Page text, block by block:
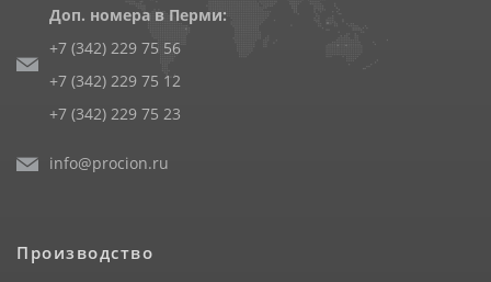
Доп. номера в Перми:
+7 (342) 229 75 56
+7 (342) 229 75 12
+7 (342) 229 75 23
info@procion.ru
Производство